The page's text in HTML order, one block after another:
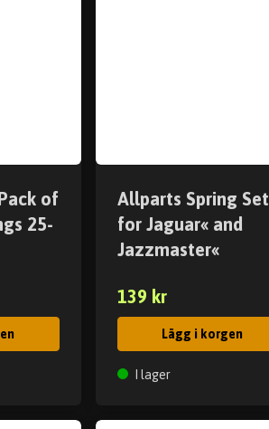
of
25-
Allparts Spring Set
for Jaguar« and
Jazzmaster«
139 kr
Lägg i korgen
I lager